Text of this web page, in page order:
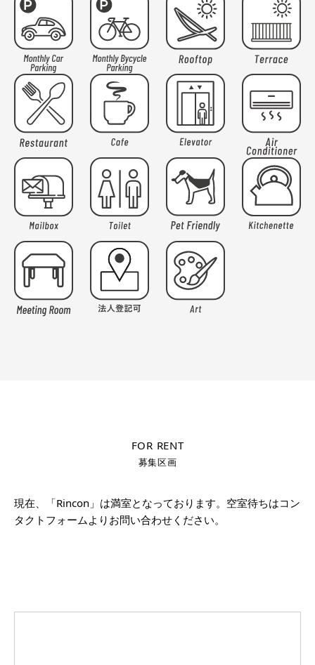
FOR RENT
募集区画
現在、「Rincon」は満室となっております。空室待ちはコン
タクトフォームよりお問い合わせください。